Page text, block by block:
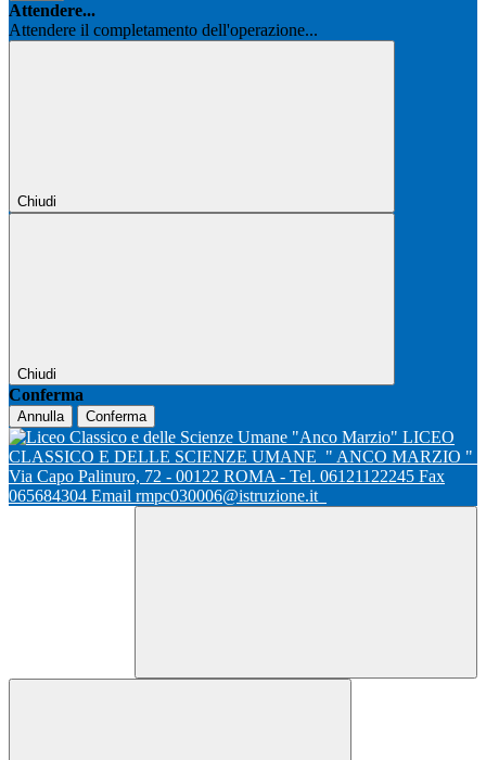
Attendere...
Attendere il completamento dell'operazione...
Chiudi
Chiudi
Conferma
Annulla Conferma
LICEO
CLASSICO E DELLE SCIENZE UMANE " ANCO MARZIO "
Via Capo Palinuro, 72 - 00122 ROMA - Tel. 06121122245 Fax
065684304 Email rmpc030006@istruzione.it